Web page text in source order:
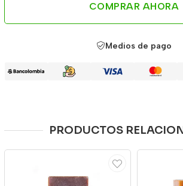
COMPRAR AHORA
Medios de pago
PRODUCTOS